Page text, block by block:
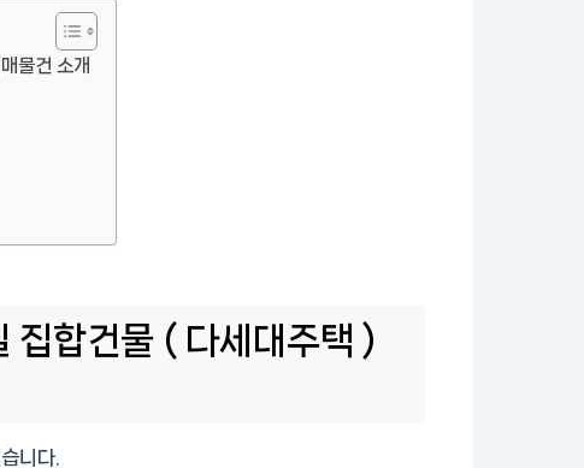
물건 소개
합건물 ( 다세대주택 )
니다.